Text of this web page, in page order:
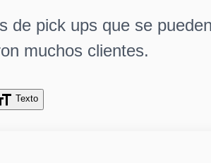
de pick ups que se
muchos clientes.
Texto